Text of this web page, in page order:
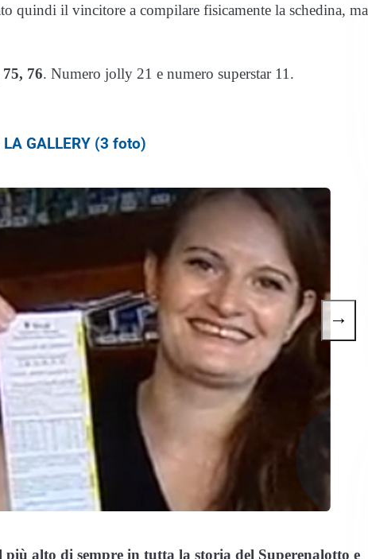
quindi il vincitore a compilare fisicamente la schedina, ma
76. Numero jolly 21 e numero superstar 11.
LA GALLERY (3 foto)
→
alto di sempre in tutta la storia del Superenalotto e